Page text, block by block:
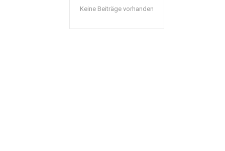
Keine Beiträge vorhanden